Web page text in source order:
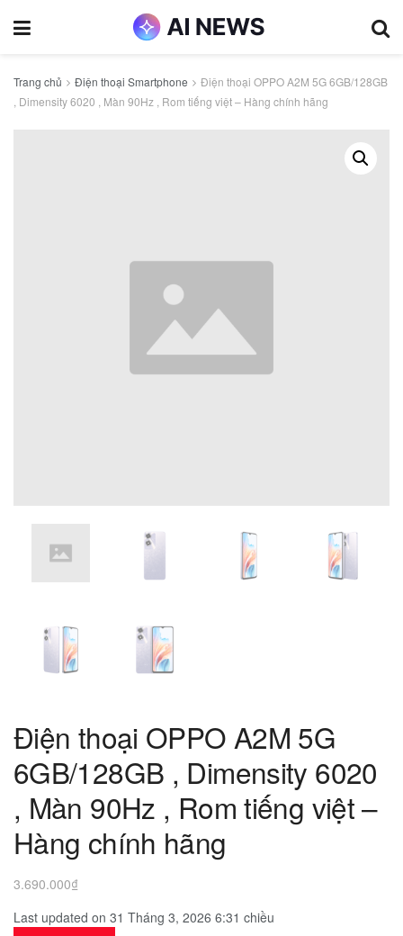
Trang chủ Điện thoại Smartphone
Điện thoại OPPO A2M 5G 6GB/128GB
, Dimensity 6020 , Màn 90Hz , Rom tiếng việt – Hàng chính hãng
Điện thoại OPPO A2M 5G
6GB/128GB , Dimensity 6020
, Màn 90Hz , Rom tiếng việt –
Hàng chính hãng
3.690.000₫
Last updated on 31 Tháng 3, 2026 6:31 chiều